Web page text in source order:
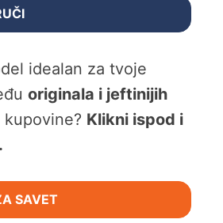
idealan za tvoje
originala i jeftinijih
Klikni ispod i
SAVET